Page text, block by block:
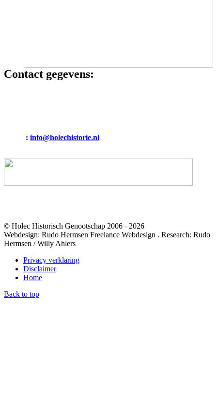
Contact gegevens:
: info@holechistorie.nl
© Holec Historisch Genootschap 2006 - 2026
Webdesign: Rudo Hermsen Freelance Webdesign . Research: Rudo
Hermsen / Willy Ahlers
Privacy verklaring
Disclaimer
Home
Back to top